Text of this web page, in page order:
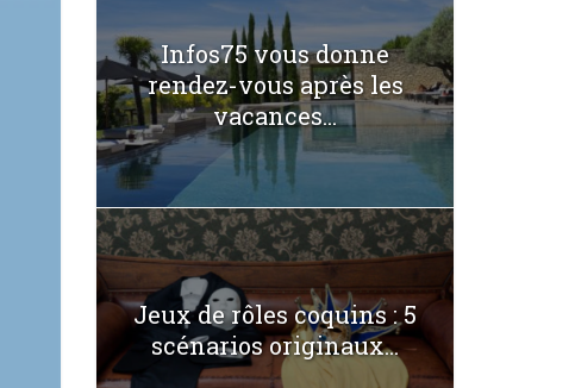
Infos75 vous donne
rendez-vous après les
vacances...
Jeux de rôles coquins : 5
scénarios originaux...